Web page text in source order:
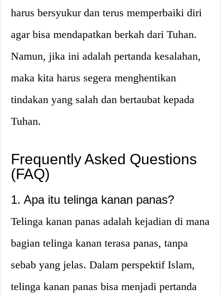
harus bersyukur dan terus memperbaiki diri
agar bisa mendapatkan berkah dari Tuhan.
Namun, jika ini adalah pertanda kesalahan,
maka kita harus segera menghentikan
tindakan yang salah dan bertaubat kepada
Tuhan.
Frequently Asked Questions
(FAQ)
1. Apa itu telinga kanan panas?
Telinga kanan panas adalah kejadian di mana
bagian telinga kanan terasa panas, tanpa
sebab yang jelas. Dalam perspektif Islam,
telinga kanan panas bisa menjadi pertanda